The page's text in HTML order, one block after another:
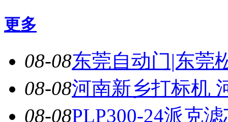
更多
08-08东莞自动门|东莞
08-08河南新乡打标机
08-08PLP300-24派克